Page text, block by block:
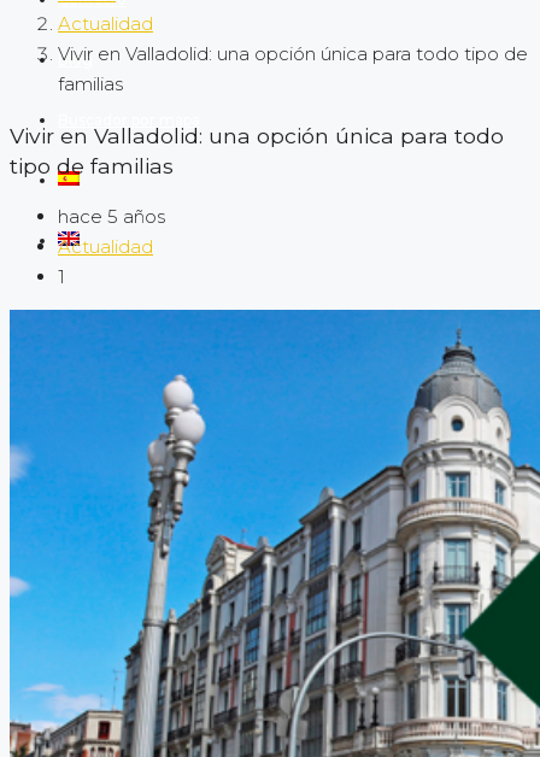
Blog
Actualidad
Vivir en Valladolid: una opción única para todo tipo de
familias
Vivir en Valladolid: una opción única para todo
tipo de familias
hace 5 años
Actualidad
1